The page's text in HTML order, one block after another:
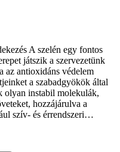
A szelén egy fontos
játszik a szervezetünk
az antioxidáns védelem
a szabadgyökök által
olyan instabil molekulák,
hozzájárulva a
szív- és érrendszeri…